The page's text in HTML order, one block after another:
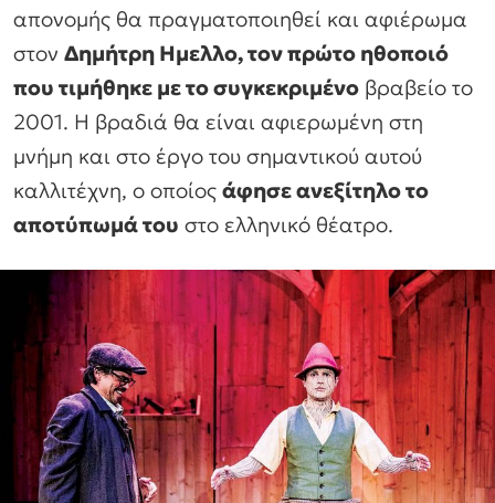
απονομής θα πραγματοποιηθεί και αφιέρωμα
στον Δημήτρη Ημελλο, τον πρώτο ηθοποιό
που τιμήθηκε με το συγκεκριμένο βραβείο το
2001. Η βραδιά θα είναι αφιερωμένη στη
μνήμη και στο έργο του σημαντικού αυτού
καλλιτέχνη, ο οποίος άφησε ανεξίτηλο το
αποτύπωμά του στο ελληνικό θέατρο.